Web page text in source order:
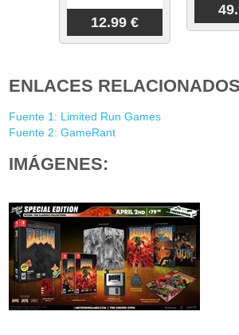
12.99 €
ENLACES
Fuente 1: Limited Run Games
Fuente 2: GameRant
IMÁGENES: